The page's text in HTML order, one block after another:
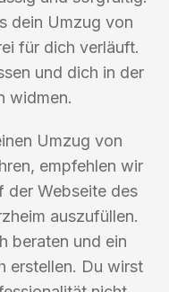
dein Umzug von
für dich verläuft.
und dich in der
widmen.
Umzug von
empfehlen wir
der Webseite des
auszufüllen.
beraten und ein
erstellen. Du wirst